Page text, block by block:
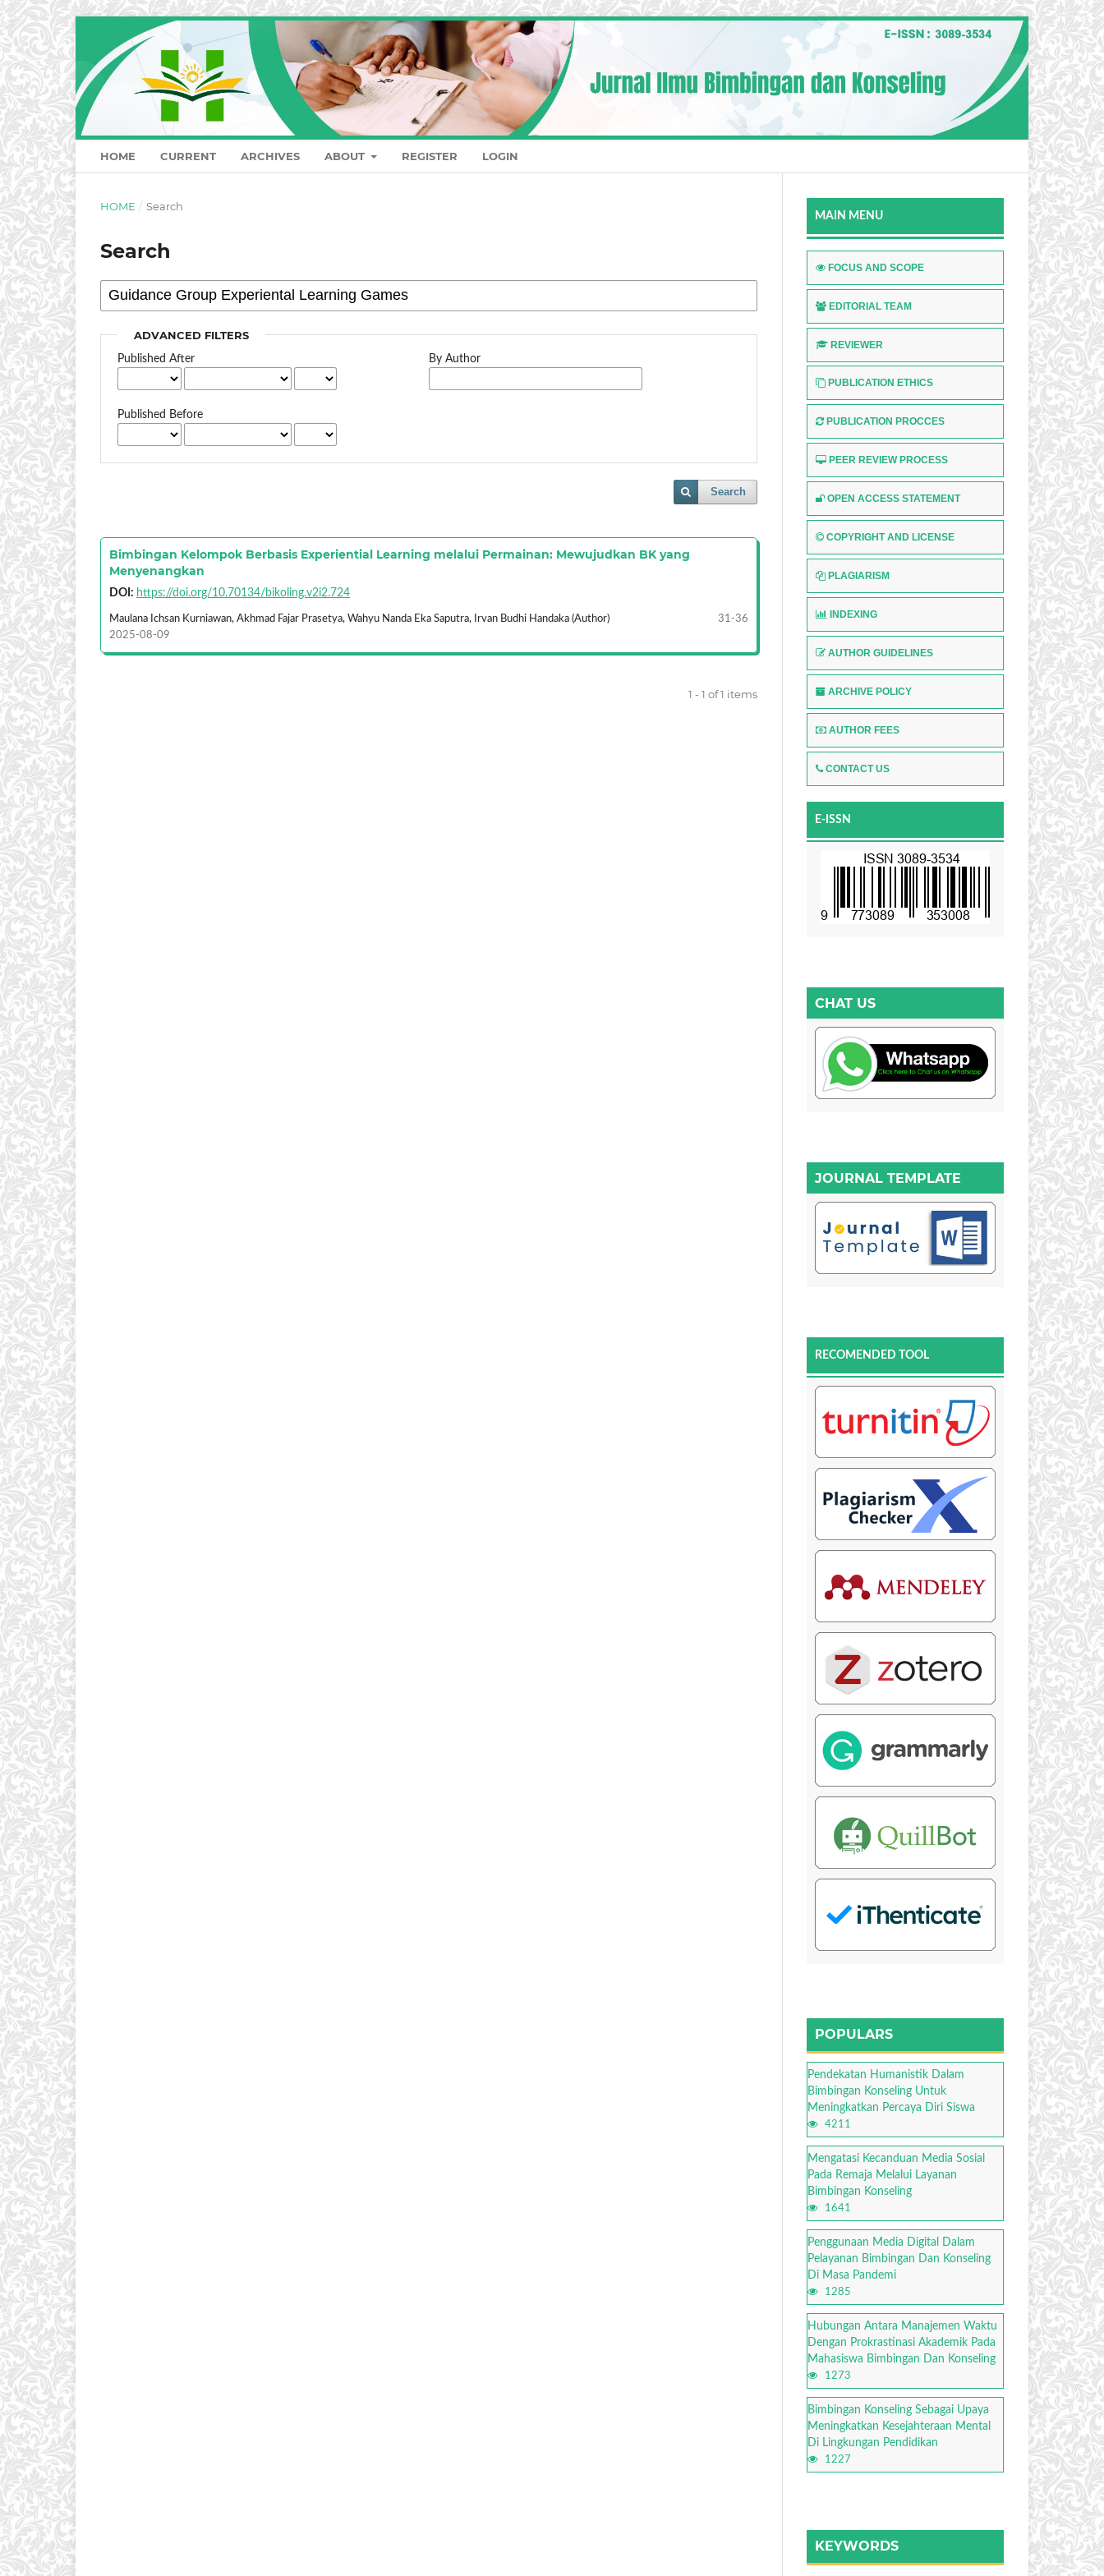
HOME CURRENT ARCHIVES ABOUT REGISTER LOGIN
HOME / Search
Search
ADVANCED FILTERS
Published After
Published Before
By Author
Search
Bimbingan Kelompok Berbasis Experiential Learning melalui Permainan: Mewujudkan BK yang
Menyenangkan
DOI: https://doi.org/10.70134/bikoling.v2i2.724
Maulana Ichsan Kurniawan, Akhmad Fajar Prasetya, Wahyu Nanda Eka Saputra, Irvan Budhi Handaka (Author)
31-36
2025-08-09
1 - 1 of 1 items
MAIN MENU
FOCUS AND SCOPE
EDITORIAL TEAM
REVIEWER
PUBLICATION ETHICS
PUBLICATION PROCCES
PEER REVIEW PROCESS
OPEN ACCESS STATEMENT
COPYRIGHT AND LICENSE
PLAGIARISM
INDEXING
AUTHOR GUIDELINES
ARCHIVE POLICY
AUTHOR FEES
CONTACT US
E-ISSN
CHAT US
JOURNAL TEMPLATE
RECOMENDED TOOL
POPULARS
Pendekatan Humanistik Dalam
Bimbingan Konseling Untuk
Meningkatkan Percaya Diri Siswa
4211
Mengatasi Kecanduan Media Sosial
Pada Remaja Melalui Layanan
Bimbingan Konseling
1641
Penggunaan Media Digital Dalam
Pelayanan Bimbingan Dan Konseling
Di Masa Pandemi
1285
Hubungan Antara Manajemen Waktu
Dengan Prokrastinasi Akademik Pada
Mahasiswa Bimbingan Dan Konseling
1273
Bimbingan Konseling Sebagai Upaya
Meningkatkan Kesejahteraan Mental
Di Lingkungan Pendidikan
1227
KEYWORDS